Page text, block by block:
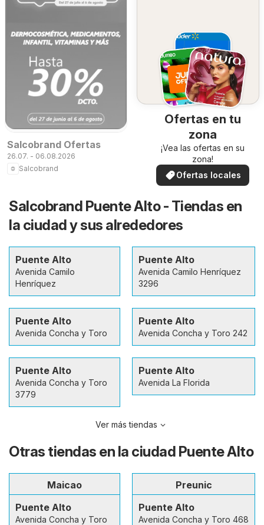
Salcobrand Ofertas
26.07. - 06.08.2026
Salcobrand
Ofertas en tu
zona
¡Vea las ofertas en su
zona!
Ofertas locales
Salcobrand Puente Alto - Tiendas en
la ciudad y sus alrededores
Puente Alto
Avenida Camilo
Henríquez
Puente Alto
Avenida Camilo Henríquez
3296
Puente Alto
Avenida Concha y Toro
Puente Alto
Avenida Concha y Toro 242
Puente Alto
Avenida Concha y Toro
3779
Puente Alto
Avenida La Florida
Ver más tiendas
Otras tiendas en la ciudad Puente Alto
Maicao
Puente Alto
Avenida Concha y Toro
Preunic
Puente Alto
Avenida Concha y Toro 468